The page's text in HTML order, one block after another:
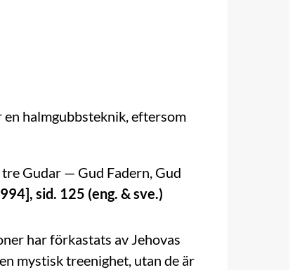
halmgubbsteknik, eftersom
Gudar — Gud Fadern, Gud
sid. 125 (eng. & sve.)
har förkastats av Jehovas
mystisk treenighet, utan de är